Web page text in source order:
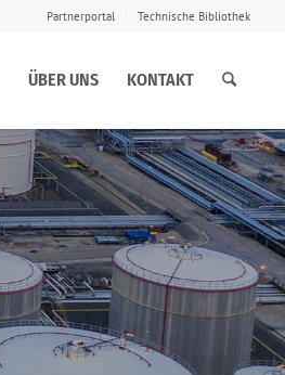
Partnerportal Technische Bibliothek
ÜBER UNS KONTAKT